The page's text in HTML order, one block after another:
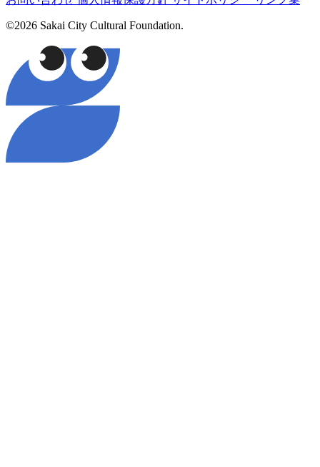
©2026 Sakai City Cultural Foundation.